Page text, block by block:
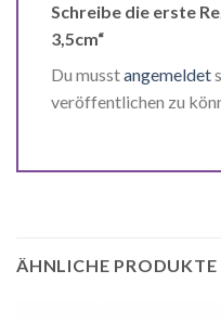
Schreibe die erste
3,5cm“
Du musstangemeldet
veröffentlichen zu
ÄHNLICHE PRODUKTE